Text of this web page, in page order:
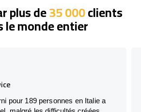
plus de35 000clients
le monde entier
pour 189 personnes en Italie a